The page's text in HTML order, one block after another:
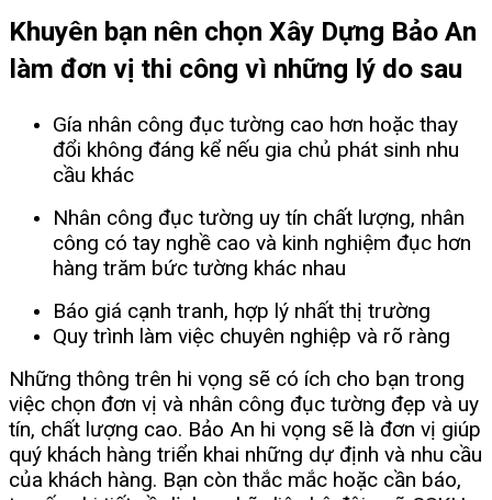
Khuyên bạn nên chọn Xây Dựng Bảo An
làm đơn vị thi công vì những lý do sau
Gía nhân công đục tường cao hơn hoặc thay
đổi không đáng kể nếu gia chủ phát sinh nhu
cầu khác
Nhân công đục tường uy tín chất lượng, nhân
công có tay nghề cao và kinh nghiệm đục hơn
hàng trăm bức tường khác nhau
Báo giá cạnh tranh, hợp lý nhất thị trường
Quy trình làm việc chuyên nghiệp và rõ ràng
Những thông trên hi vọng sẽ có ích cho bạn trong
việc chọn đơn vị và nhân công đục tường đẹp và uy
tín, chất lượng cao. Bảo An hi vọng sẽ là đơn vị giúp
quý khách hàng triển khai những dự định và nhu cầu
của khách hàng. Bạn còn thắc mắc hoặc cần báo,